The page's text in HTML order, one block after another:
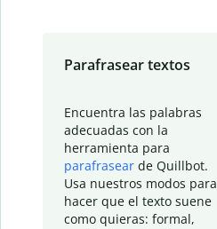
Parafrasear textos
Encuentra las palabras
adecuadas con la
herramienta para
parafrasear de Quillbot.
Usa nuestros modos para
hacer que el texto suene
como quieras: formal,